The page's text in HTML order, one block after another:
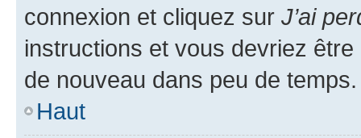
connexion et cliquez sur J’ai
instructions et vous devriez
de nouveau dans peu de temps.
Haut